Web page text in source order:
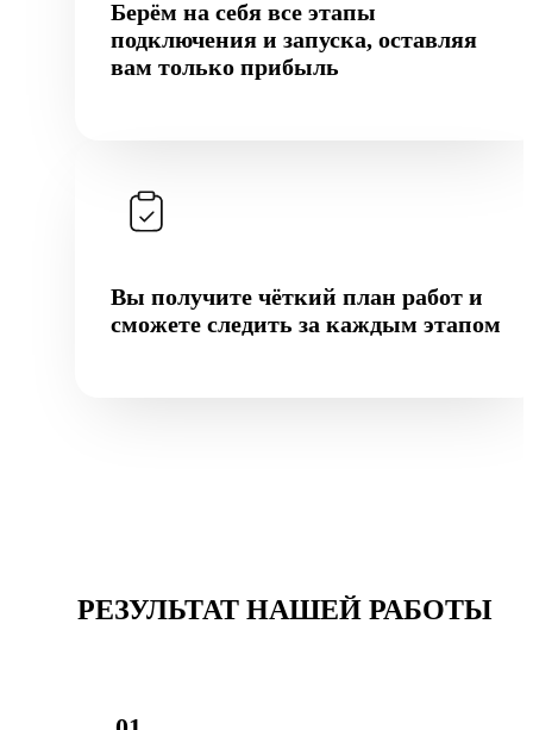
Берём на себя все этапы
подключения и запуска, оставляя
вам только прибыль
Вы получите чёткий план работ и
сможете следить за каждым этапом
РЕЗУЛЬТАТ НАШЕЙ РАБОТЫ